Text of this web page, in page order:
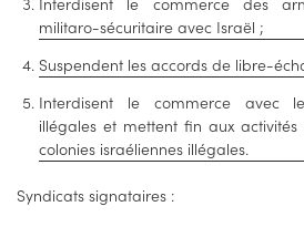
militaro-sécuritaire avec Israël ;
Suspendent les accords de libre-
Interdisent le commerce avec
illégales et mettent fin aux
colonies israéliennes illégales.
Syndicats signataires :